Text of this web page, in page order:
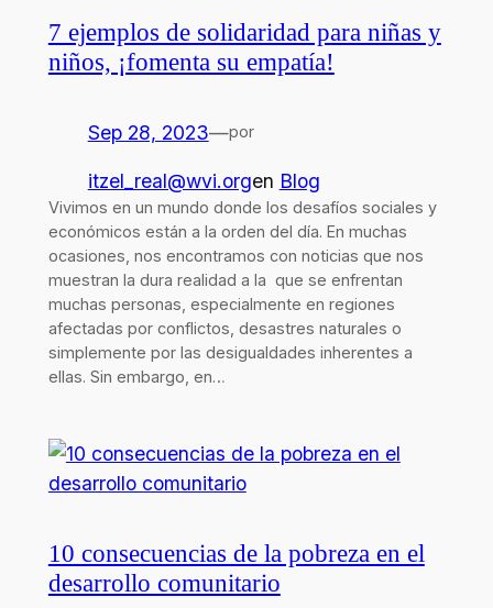
7 ejemplos de solidaridad para niñas y
niños, ¡fomenta su empatía!
Sep 28, 2023—por
itzel_real@wvi.orgen Blog
Vivimos en un mundo donde los desafíos sociales y
económicos están a la orden del día. En muchas
ocasiones, nos encontramos con noticias que nos
muestran la dura realidad a la que se enfrentan
muchas personas, especialmente en regiones
afectadas por conflictos, desastres naturales o
simplemente por las desigualdades inherentes a
ellas. Sin embargo, en…
10 consecuencias de la pobreza en el
desarrollo comunitario